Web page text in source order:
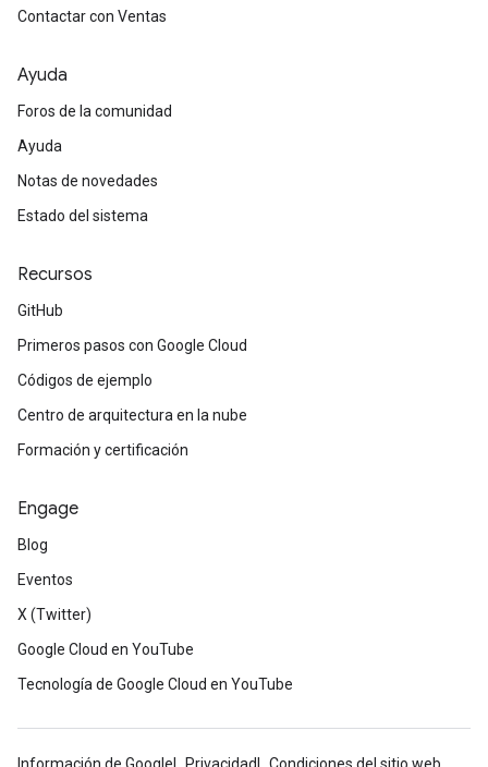
Contactar con Ventas
Ayuda
Foros de la comunidad
Ayuda
Notas de novedades
Estado del sistema
Recursos
GitHub
Primeros pasos con Google Cloud
Códigos de ejemplo
Centro de arquitectura en la nube
Formación y certificación
Engage
Blog
Eventos
X (Twitter)
Google Cloud en YouTube
Tecnología de Google Cloud en YouTube